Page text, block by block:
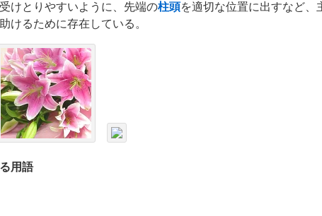
けとりやすいように、先端の柱頭を適切な位置に出すなど、
けるために存在している。
用語